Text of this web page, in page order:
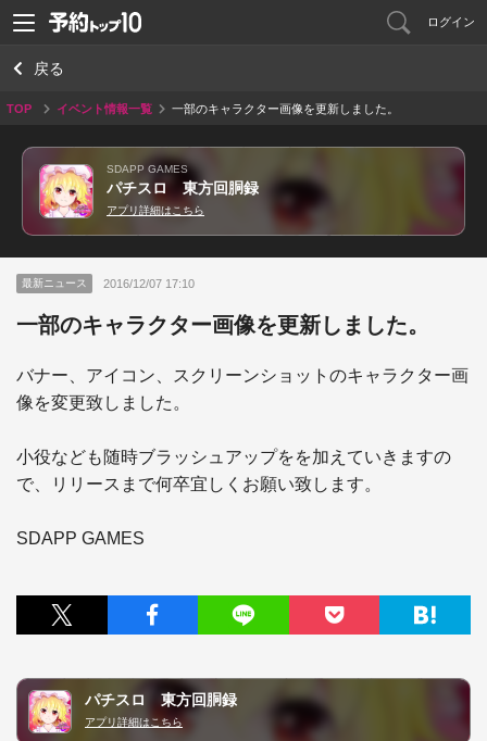
ログイン
戻る
TOP イベント情報一覧 一部のキャラクター画像を更新しました。
SDAPP GAMES
パチスロ 東方回胴録
アプリ詳細はこちら
最新ニュース 2016/12/07 17:10
一部のキャラクター画像を更新しました。
バナー、アイコン、スクリーンショットのキャラクター画
像を変更致しました。
小役なども随時ブラッシュアップをを加えていきますの
で、リリースまで何卒宜しくお願い致します。
SDAPP GAMES
パチスロ 東方回胴録
アプリ詳細はこちら